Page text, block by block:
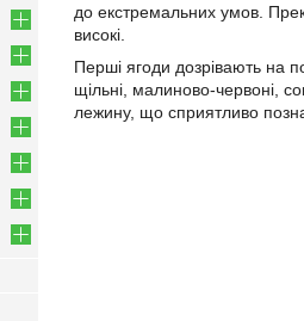
до екстремальних умов.
високі.
Перші ягоди дозрівають на
щільні, малиново-червоні,
лежину, що сприятливо